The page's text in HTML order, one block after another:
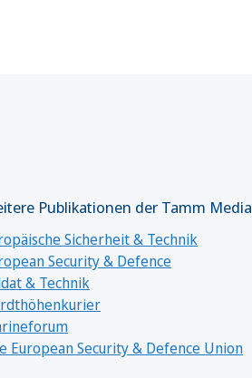
Publikationen der Tamm Media
Sicherheit & Technik
Security & Defence
& Technik
European Security & Defence Union